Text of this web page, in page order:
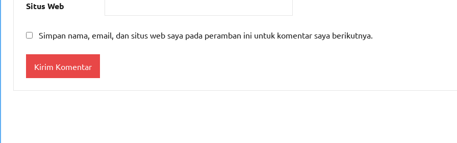
Situs Web
Simpan nama, email, dan situs web saya pada peramban ini untuk komentar saya berikutnya.